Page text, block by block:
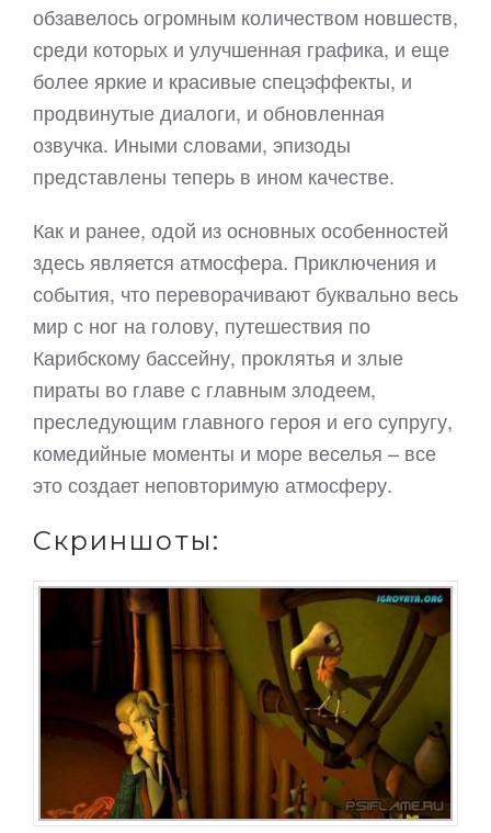
обзавелось огромным количеством новшеств,
среди которых и улучшенная графика, и еще
более яркие и красивые спецэффекты, и
продвинутые диалоги, и обновленная
озвучка. Иными словами, эпизоды
представлены теперь в ином качестве.
Как и ранее, одой из основных особенностей
здесь является атмосфера. Приключения и
события, что переворачивают буквально весь
мир с ног на голову, путешествия по
Карибскому бассейну, проклятья и злые
пираты во главе с главным злодеем,
преследующим главного героя и его супругу,
комедийные моменты и море веселья – все
это создает неповторимую атмосферу.
Скриншоты: